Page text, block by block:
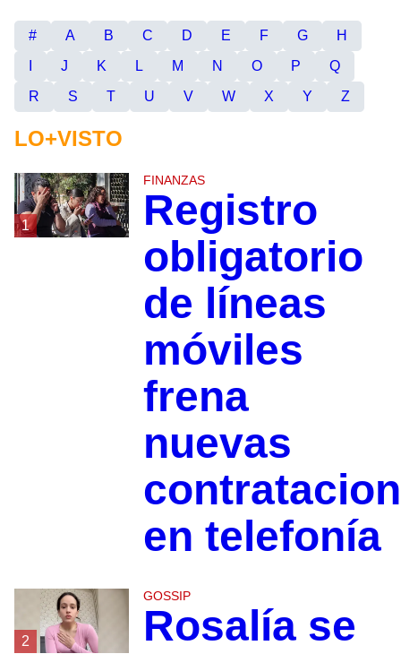
# A B C D E F G
H
J K L M N O P
Q
R
S T U V W X Y Z
LO+VISTO
1
FINANZAS
Registro
obligatorio
de líneas
móviles
frena
nuevas
en telefonía
2
GOSSIP
Rosalía se